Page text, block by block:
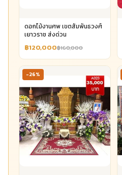
ดอกไม้งานศพ เขตสัมพันธวงศ์
เยาวราช ส่งด่วน
฿120,000฿160,000
-26%